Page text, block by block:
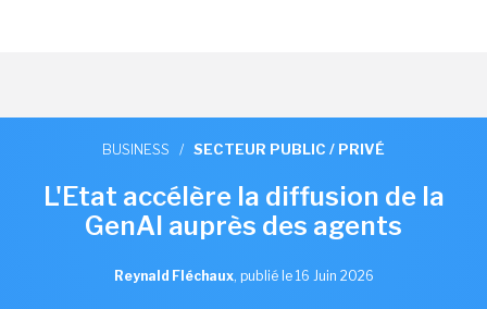
BUSINESS / SECTEUR PUBLIC / PRIVÉ
L'Etat accélère la diffusion de la
GenAI auprès des agents
Reynald Fléchaux, publié le 16 Juin 2026